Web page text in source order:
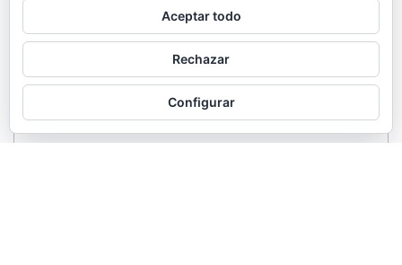
Aceptar todo
Rechazar
Configurar